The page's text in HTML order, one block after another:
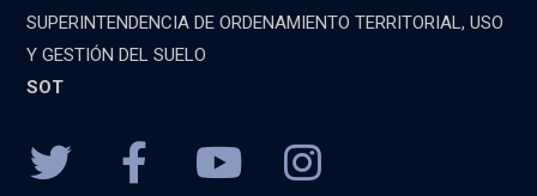
SUPERINTENDENCIA DE ORDENAMIENTO TERRITORIAL, USO
Y GESTIÓN DEL SUELO
SOT